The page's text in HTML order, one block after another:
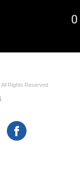
Rights Reserved